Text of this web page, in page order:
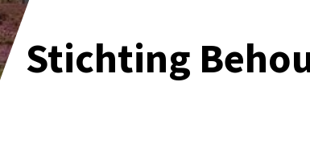
Stichting